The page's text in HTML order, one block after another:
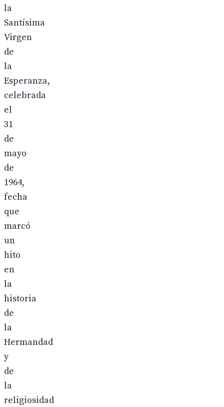
la
Santísima
Virgen
de
la
Esperanza,
celebrada
el
31
de
mayo
de
1964,
fecha
que
marcó
un
hito
en
la
historia
de
la
Hermandad
y
de
la
religiosidad